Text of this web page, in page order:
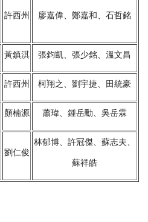
許西州 廖嘉偉、鄭嘉和、石哲銘
黃鎮淇 張鈞凱、張少銘、溫文昌
許西州 柯翔之、劉宇捷、田統豪
顏楠源 蕭瑋、鍾岳勳、吳岳霖
劉仁俊
林郁博、許冠傑、蘇志夫、
蘇祥皓